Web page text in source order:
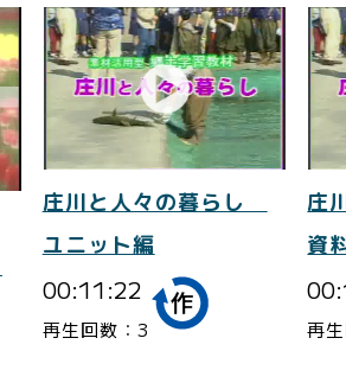
庄川と人々の暮らし
ユニット編
00:11:22
再生回数：3
庄
資
再